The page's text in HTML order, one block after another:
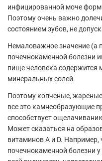
инфицированной моче
Поэтому очень важно
состоянием зубов, не
Немаловажное значение (а
почечнокаменной болезни
пище человека содержится
минеральных солей.
Поэтому копченые,
все это камнеобразующие
способствует
Может сказаться на
витаминов А и D.
почечнокаменной болезни